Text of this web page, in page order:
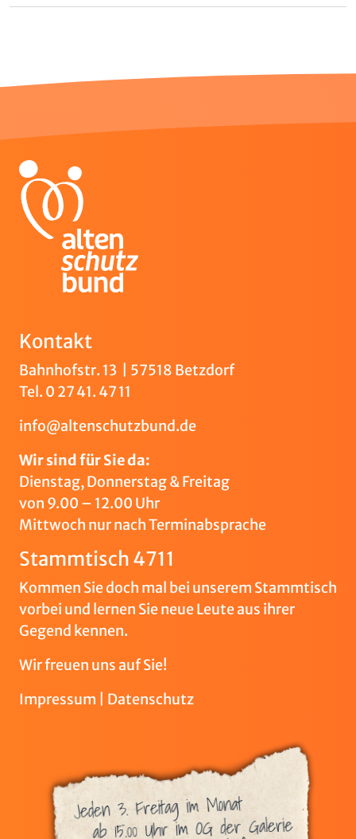
Kontakt
Bahnhofstr. 13 | 57518 Betzdorf
Tel. 0 27 41. 47 11
info@altenschutzbund.de
Wir sind für Sie da:
Dienstag, Donnerstag & Freitag
von 9.00 – 12.00 Uhr
Mittwoch nur nach Terminabsprache
Stammtisch 4711
Kommen Sie doch mal bei unserem Stammtisch
vorbei und lernen Sie neue Leute aus ihrer
Gegend kennen.
Wir freuen uns auf Sie!
Impressum
Datenschutz